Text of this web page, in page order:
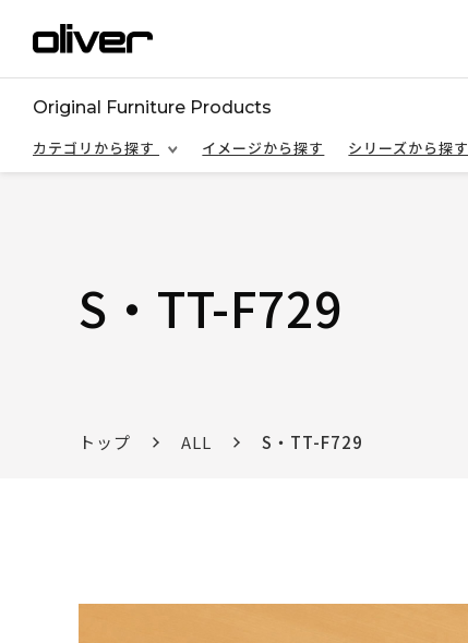
Original Furniture Products
カテゴリから探す
イメージから探す シリーズから探す
S・TT-F729
トップ ALL S・TT-F729